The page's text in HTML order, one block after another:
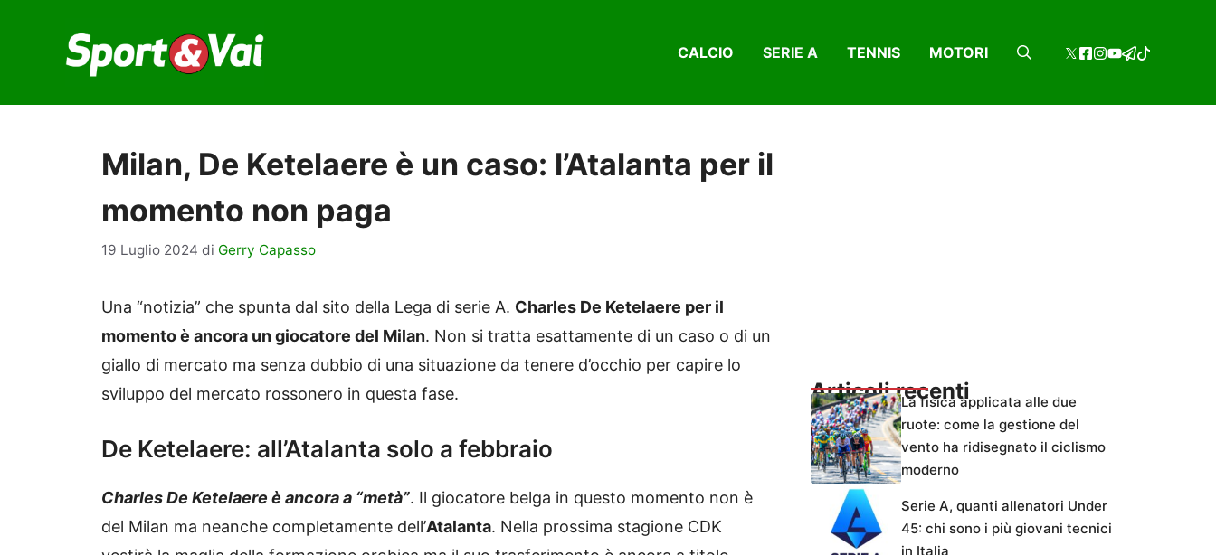
contenuto
CALCIO SERIE A TENNIS MOTORI
Milan, De Ketelaere è un caso: l’Atalanta per il
momento non paga
19 Luglio 2024 di Gerry Capasso
Una “notizia” che spunta dal sito della Lega di serie A. Charles De Ketelaere per il
momento è ancora un giocatore del Milan. Non si tratta esattamente di un caso o di un
giallo di mercato ma senza dubbio di una situazione da tenere d’occhio per capire lo
sviluppo del mercato rossonero in questa fase.
De Ketelaere: all’Atalanta solo a febbraio
Charles De Ketelaere è ancora a “metà”. Il giocatore belga in questo momento non è
del Milan ma neanche completamente dell’Atalanta. Nella prossima stagione CDK
Articoli recentiLa fisica applicata alle due
ruote: come la gestione del
vento ha ridisegnato il ciclismo
moderno
Serie A, quanti allenatori Under
45: chi sono i più giovani tecnici
in Italia